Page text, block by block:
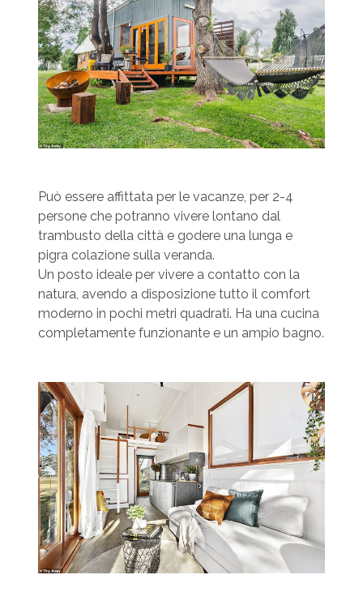
Può essere affittata per le vacanze, per 2-4
persone che potranno vivere lontano dal
trambusto della città e godere una lunga e
pigra colazione sulla veranda.
Un posto ideale per vivere a contatto con la
natura, avendo a disposizione tutto il comfort
moderno in pochi metri quadrati. Ha una cucina
completamente funzionante e un ampio bagno.